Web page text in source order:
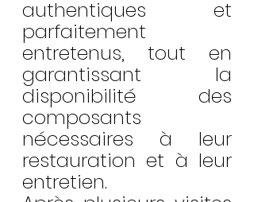
authentiques et
parfaitement
entretenus, tout en
garantissant la
disponibilité des
composants
nécessaires à leur
restauration et à leur
entretien.